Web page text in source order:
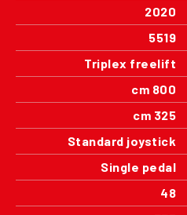
2020
5519
Triplex freelift
800 cm
325 cm
Standard joystick
Single pedal
48